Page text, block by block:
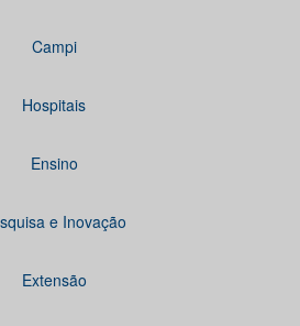
Campi
Hospitais
Ensino
e Inovação
Extensão